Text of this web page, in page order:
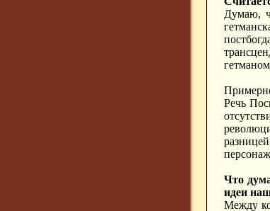
Думаю,
Речь
Что
идеи
Между